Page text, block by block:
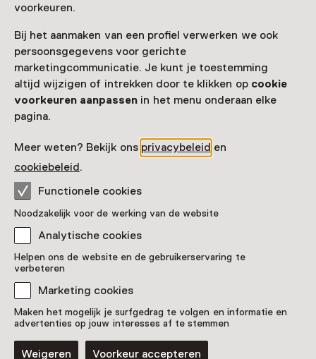
voorkeuren.
Bij het aanmaken van een profiel verwerken we ook
persoonsgegevens voor gerichte
marketingcommunicatie. Je kunt je toestemming
altijd wijzigen of intrekken door te klikken op cookie
voorkeuren aanpassen in het menu onderaan elke
pagina.
Meer weten? Bekijk ons privacybeleid en
cookiebeleid.
Functionele cookies
Noodzakelijk voor de werking van de website
Analytische cookies
Helpen ons de website en de gebruikerservaring te
verbeteren
Marketing cookies
Maken het mogelijk je surfgedrag te volgen en informatie en
advertenties op jouw interesses af te stemmen
Weigeren Voorkeur accepteren
070 - 33 81 144
Vandaag open tot 17:00 uur
Meer openingstijden
Zien & doen in
Kunstmuseum Den Haag